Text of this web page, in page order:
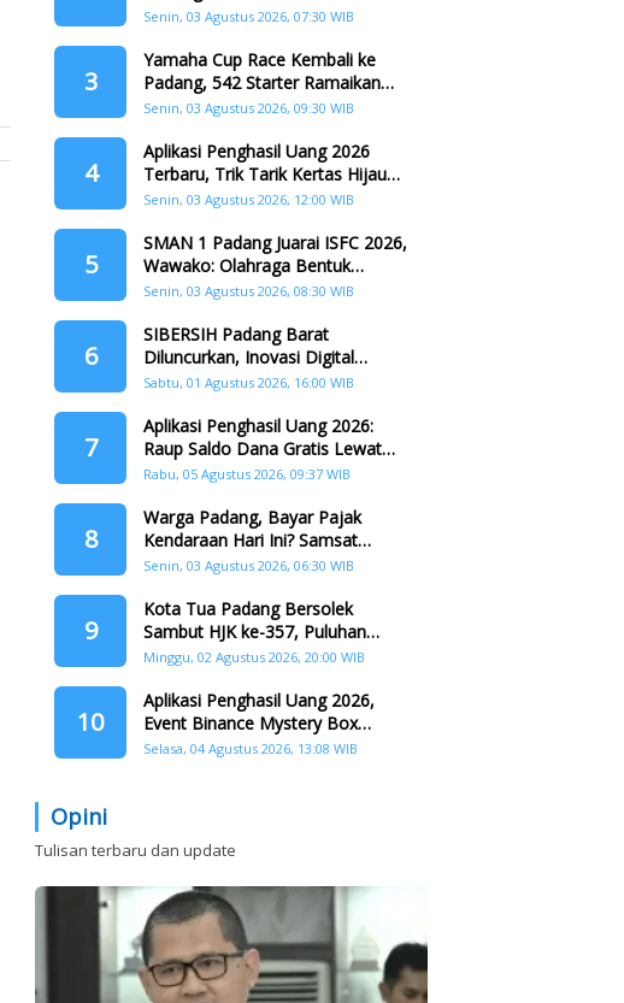
Padang
Senin, 03 Agustus 2026, 07:30 WIB
3
Yamaha Cup Race Kembali ke
Padang, 542 Starter Ramaikan
Seri II HJK ke-357
Senin, 03 Agustus 2026, 09:30 WIB
4
Aplikasi Penghasil Uang 2026
Terbaru, Trik Tarik Kertas Hijau
Crazy Food Tanpa Penggandaan
Senin, 03 Agustus 2026, 12:00 WIB
5
SMAN 1 Padang Juarai ISFC 2026,
Wawako: Olahraga Bentuk
Karakter Generasi Muda
Senin, 03 Agustus 2026, 08:30 WIB
6
SIBERSIH Padang Barat
Diluncurkan, Inovasi Digital
Perkuat Kolaborasi Warga dan
Sabtu, 01 Agustus 2026, 16:00 WIB
7
Aplikasi Penghasil Uang 2026:
Raup Saldo Dana Gratis Lewat
Nonton Drama, Ini Caranya!
Rabu, 05 Agustus 2026, 09:37 WIB
8
Warga Padang, Bayar Pajak
Kendaraan Hari Ini? Samsat
Keliling Hadir di Padang Barat dan
Senin, 03 Agustus 2026, 06:30 WIB
9
Kota Tua Padang Bersolek
Sambut HJK ke-357, Puluhan
Agenda Nasional dan
Minggu, 02 Agustus 2026, 20:00 WIB
10
Aplikasi Penghasil Uang 2026,
Event Binance Mystery Box
Dapat Saldo Dana
Selasa, 04 Agustus 2026, 13:08 WIB
Opini
Tulisan terbaru dan update